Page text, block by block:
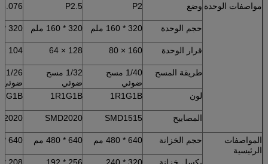
مواصفات الوحدة وضع P2
P2.5
حجم الوحدة 320 * 160 ملم 320 * 160 ملم 320 * 160 ملم
قرار الوحدة 160 × 80
128 × 64
104 × 52
طريقة المسح
1/40 مسح
ضوئي
1/32 مسح
ضوئي
ضوئي
لون
1R1G1B
1R1G1B
المصابيح SMD1515
SMD2020
المواصفات
الرئيسية
حجم الخزانة 640 * 480 مم 640 * 480 مم 640 * 480 مم